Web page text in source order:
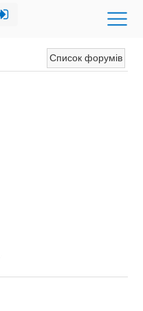
Список форумів